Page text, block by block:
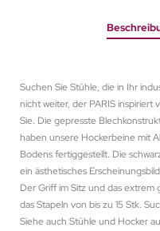
Suchen Sie Stühle, die in Ihr
nicht weiter, der PARIS inspiriert
Sie. Die gepresste
haben unsere Hockerbeine mit
Bodens fertiggestellt. Die
ein ästhetisches
Der Griff im Sitz und das
das Stapeln von bis zu 15 Stk.
Siehe auch Stühle und Hocker